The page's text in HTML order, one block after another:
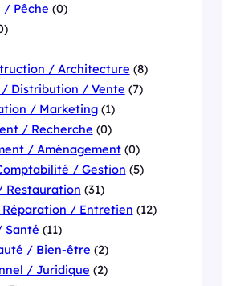
/ Pêche (0)
/ Architecture (8)
/ Distribution / Vente (7)
/ Marketing(1)
/ Recherche (0)
/ Aménagement(0)
/ Gestion (5)
Restauration (31)
/ Entretien (12)
Santé (11)
/ Bien-être (2)
/ Juridique (2)